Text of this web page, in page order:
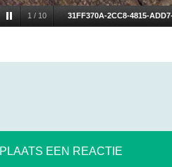
1 / 10 31FF370A-2CC8-4815-
PLAATS EEN REACTIE